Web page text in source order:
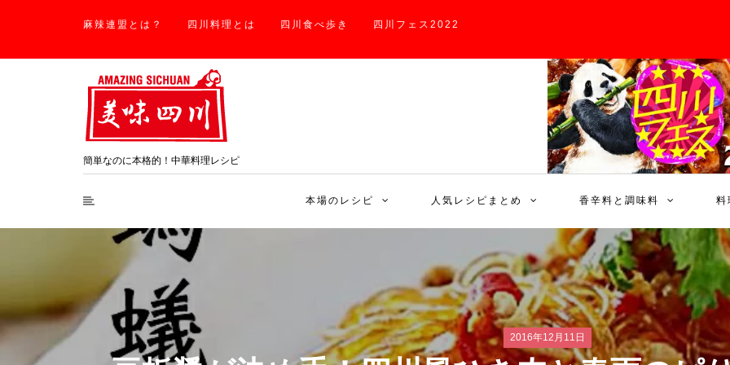
麻辣連盟とは？ 四川料理とは 四川食べ歩き 四川フェス2022
簡単なのに本格的！中華料理レシピ
本場のレシピ 人気レシピまとめ 香辛料と調味料 料
2016年12月11日